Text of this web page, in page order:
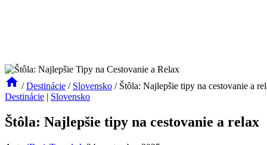
/ Destinácie / Slovensko / Štôla: Najlepšie tipy na cestovanie a
Destinácie | Slovensko
Štôla: Najlepšie tipy na cestovanie a relax